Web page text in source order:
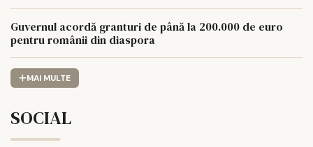
Guvernul acordă granturi de până la 200.000 de euro
pentru românii din diaspora
MAI MULTE
SOCIAL